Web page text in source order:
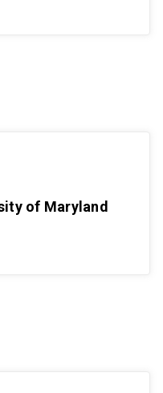
of Maryland